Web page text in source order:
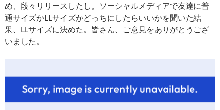
め、段々リリースしたし。ソーシャルメディアで友達に普
通サイズかLLサイズかどっちにしたらいいかを聞いた結
果、LLサイズに決めた。皆さん、ご意見をありがとうござ
いました。